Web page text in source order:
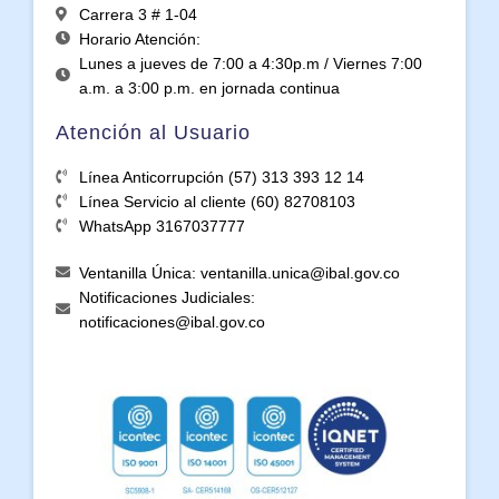
Carrera 3 # 1-04
Horario Atención:
Lunes a jueves de 7:00 a 4:30p.m / Viernes 7:00
a.m. a 3:00 p.m. en jornada continua
Atención al Usuario
Línea Anticorrupción (57) 313 393 12 14
Línea Servicio al cliente (60) 82708103
WhatsApp 3167037777
Ventanilla Única: ventanilla.unica@ibal.gov.co
Notificaciones Judiciales:
notificaciones@ibal.gov.co